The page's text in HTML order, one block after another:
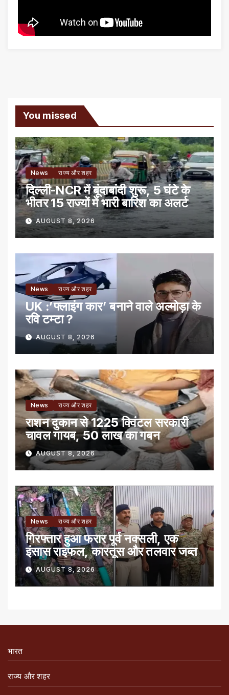
You missed
News राज्य और शहर
दिल्ली-NCR में बूंदाबांदी शुरू, 5 घंटे के
भीतर 15 राज्यों में भारी बारिश का अलर्ट
AUGUST 8, 2026
News राज्य और शहर
UK :’फ्लाइंग कार’ बनाने वाले अल्मोड़ा के
रवि टम्टा ?
AUGUST 8, 2026
News राज्य और शहर
राशन दुकान से 1225 क्विंटल सरकारी
चावल गायब, 50 लाख का गबन
AUGUST 8, 2026
News राज्य और शहर
गिरफ्तार हुआ फरार पूर्व नक्सली, एक
इंसास राइफल, कारतूस और तलवार जब्त
AUGUST 8, 2026
भारत
राज्य और शहर